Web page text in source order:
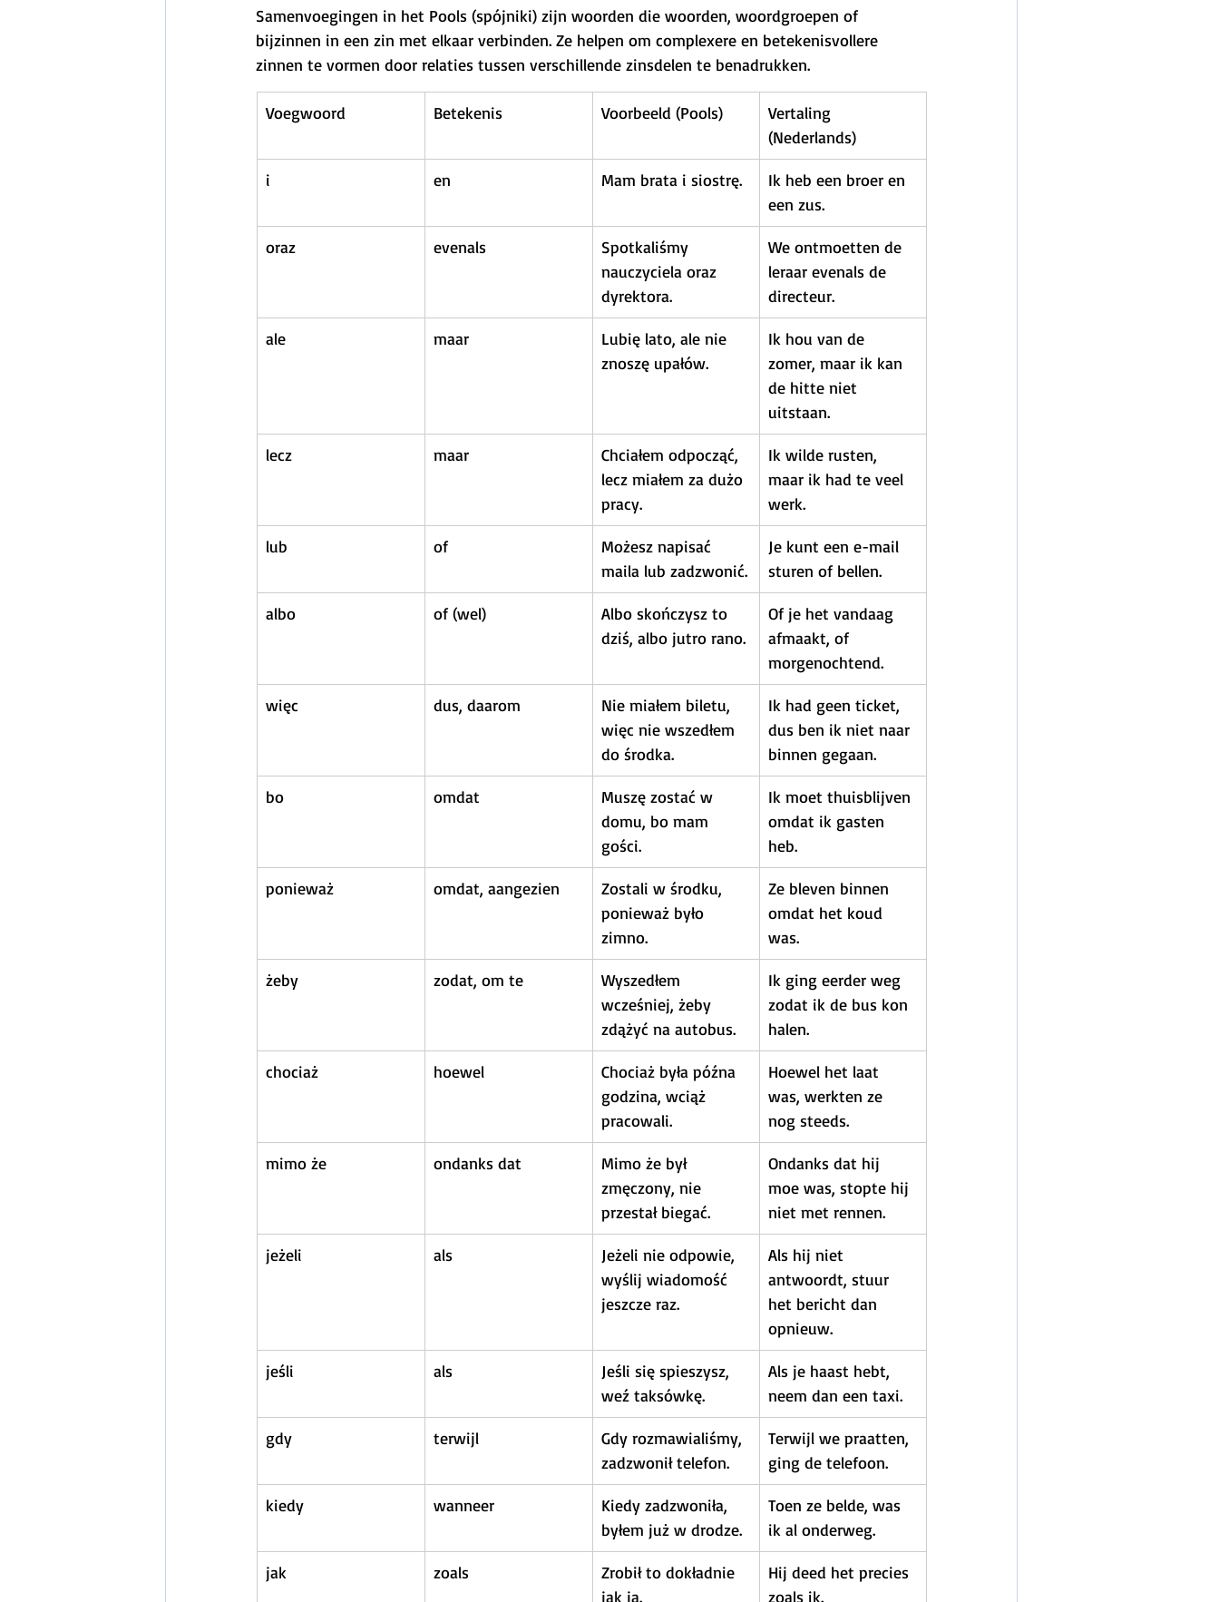
Samenvoegingen in het Pools (spójniki) zijn woorden die woorden, woordgroepen of
bijzinnen in een zin met elkaar verbinden. Ze helpen om complexere en betekenisvollere
zinnen te vormen door relaties tussen verschillende zinsdelen te benadrukken.
Voegwoord Betekenis Voorbeeld (Pools)
Vertaling
(Nederlands)
i en Mam brata i siostrę.
Ik heb een broer en
een zus.
oraz evenals
Spotkaliśmy
nauczyciela oraz
dyrektora.
We ontmoetten de
leraar evenals de
directeur.
ale maar
Lubię lato, ale nie
znoszę upałów.
Ik hou van de
zomer, maar ik kan
de hitte niet
uitstaan.
lecz maar
Chciałem odpocząć,
lecz miałem za dużo
pracy.
Ik wilde rusten,
maar ik had te veel
werk.
lub of
Możesz napisać
maila lub zadzwonić.
Je kunt een e-mail
sturen of bellen.
albo of (wel)
Albo skończysz to
dziś, albo jutro rano.
Of je het vandaag
afmaakt, of
morgenochtend.
więc dus, daarom
Nie miałem biletu,
więc nie wszedłem
do środka.
Ik had geen ticket,
dus ben ik niet naar
binnen gegaan.
bo omdat
Muszę zostać w
domu, bo mam
gości.
Ik moet thuisblijven
omdat ik gasten
heb.
ponieważ omdat, aangezien
Zostali w środku,
ponieważ było
zimno.
Ze bleven binnen
omdat het koud
was.
żeby zodat, om te
Wyszedłem
wcześniej, żeby
zdążyć na autobus.
Ik ging eerder weg
zodat ik de bus kon
halen.
chociaż hoewel
Chociaż była późna
godzina, wciąż
pracowali.
Hoewel het laat
was, werkten ze
nog steeds.
mimo że ondanks dat
Mimo że był
zmęczony, nie
przestał biegać.
Ondanks dat hij
moe was, stopte hij
niet met rennen.
jeżeli als
Jeżeli nie odpowie,
wyślij wiadomość
jeszcze raz.
Als hij niet
antwoordt, stuur
het bericht dan
opnieuw.
jeśli als
Jeśli się spieszysz,
weź taksówkę.
Als je haast hebt,
neem dan een taxi.
gdy terwijl
Gdy rozmawialiśmy,
zadzwonił telefon.
Terwijl we praatten,
ging de telefoon.
kiedy wanneer
Kiedy zadzwoniła,
byłem już w drodze.
Toen ze belde, was
ik al onderweg.
jak zoals
Zrobił to dokładnie
jak ja.
Hij deed het precies
zoals ik.